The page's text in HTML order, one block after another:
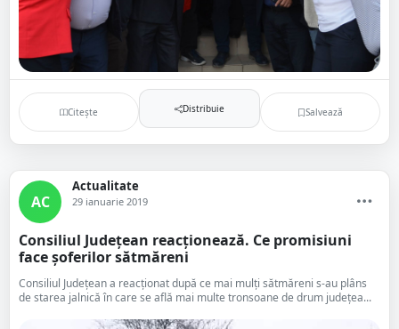
Citește Distribuie Salvează
AC
Actualitate
29 ianuarie 2019
Consiliul Județean reacționează. Ce promisiuni
face șoferilor sătmăreni
Consiliul Județean a reacționat după ce mai mulți sătmăreni s-au plâns
de starea jalnică în care se află mai multe tronsoane de drum județea...